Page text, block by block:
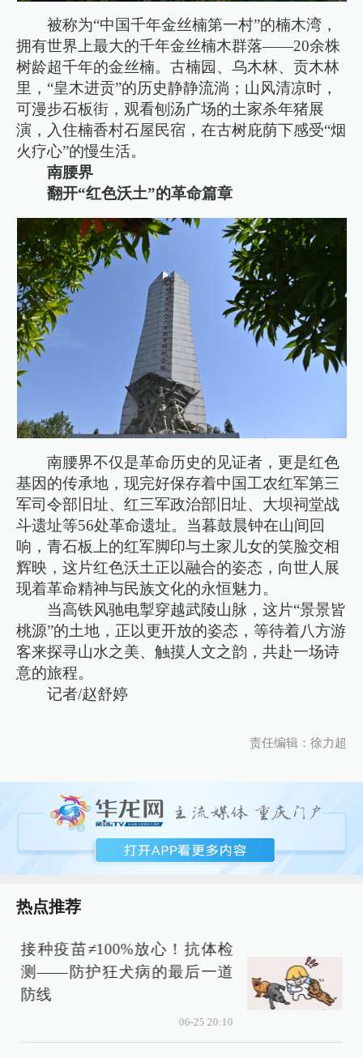
被称为“中国千年金丝楠第一村”的楠木湾，
拥有世界上最大的千年金丝楠木群落——20余株
树龄超千年的金丝楠。古楠园、乌木林、贡木林
里，“皇木进贡”的历史静静流淌；山风清凉时，
可漫步石板街，观看刨汤广场的土家杀年猪展
演，入住楠香村石屋民宿，在古树庇荫下感受“烟
火疗心”的慢生活。
南腰界
翻开“红色沃土”的革命篇章
南腰界不仅是革命历史的见证者，更是红色
基因的传承地，现完好保存着中国工农红军第三
军司令部旧址、红三军政治部旧址、大坝祠堂战
斗遗址等56处革命遗址。当暮鼓晨钟在山间回
响，青石板上的红军脚印与土家儿女的笑脸交相
辉映，这片红色沃土正以融合的姿态，向世人展
现着革命精神与民族文化的永恒魅力。
当高铁风驰电掣穿越武陵山脉，这片“景景皆
桃源”的土地，正以更开放的姿态，等待着八方游
客来探寻山水之美、触摸人文之韵，共赴一场诗
意的旅程。
记者/赵舒婷
责任编辑：徐力超
热点推荐
接种疫苗≠100%放心！抗体检
测——防护狂犬病的最后一道
防线
06-25 20:10